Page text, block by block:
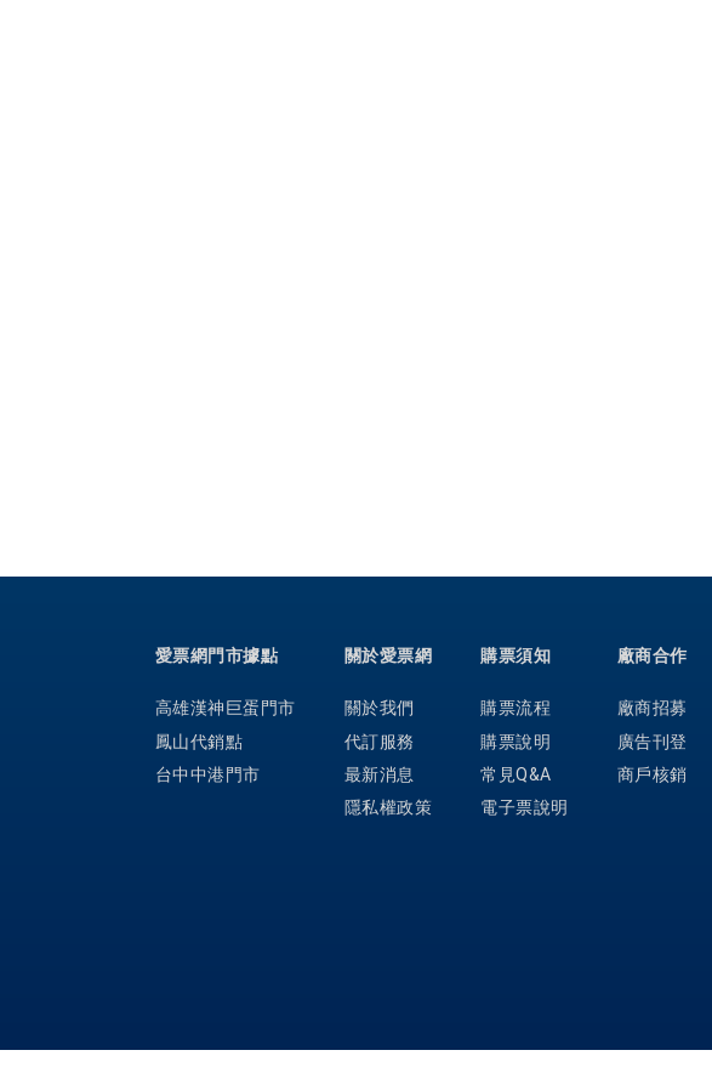
廠商合作
廠商招募
廣告刊登
商戶核銷
購票須知
購票流程
購票說明
常見Q&A
電子票說明
關於愛票網
關於我們
代訂服務
最新消息
隱私權政策
愛票網門市據點
高雄漢神巨蛋門市
鳳山代銷點
台中中港門市